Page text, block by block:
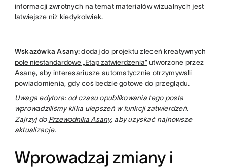
informacji zwrotnych na temat materiałów wizualnych jest
łatwiejsze niż kiedykolwiek.
Wskazówka Asany:dodaj do projektu zleceń kreatywnych
pole niestandardowe „Etap zatwierdzenia”utworzone przez
Asanę, aby interesariusze automatycznie otrzymywali
powiadomienia, gdy coś będzie gotowe do przeglądu.
Uwaga edytora: od czasu opublikowania tego posta
wprowadziliśmy kilka ulepszeń w funkcji zatwierdzeń.
Zajrzyj do Przewodnika Asany, aby uzyskać najnowsze
aktualizacje.
Wprowadzaj zmiany i